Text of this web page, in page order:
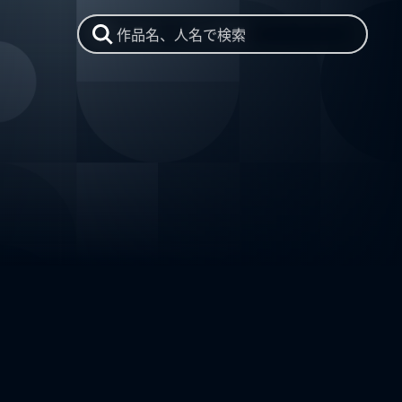
作品名、人名で検索